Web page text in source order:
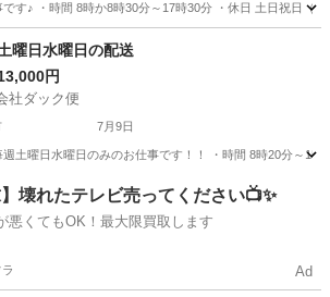
す♪ ・時間 8時か8時30分～17時30分 ・休日 土日祝日
貨物
曜日水曜日の配送
円
社ダック便
7月9日
土曜日水曜日のみのお仕事です！！ ・時間 8時20分～
お盆
】壊れたテレビ売ってください📺✨
悪くてもOK！最大限買取します
Ad